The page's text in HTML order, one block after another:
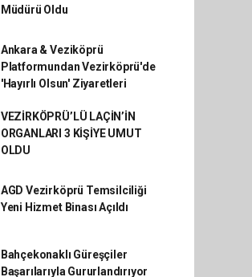
Müdürü Oldu
Ankara & Veziköprü
Platformundan Vezirköprü'de
'Hayırlı Olsun' Ziyaretleri
VEZİRKÖPRÜ’LÜ LAÇİN’İN
ORGANLARI 3 KİŞİYE UMUT
OLDU
AGD Vezirköprü Temsilciliği
Yeni Hizmet Binası Açıldı
Bahçekonaklı Güreşçiler
Başarılarıyla Gururlandırıyor